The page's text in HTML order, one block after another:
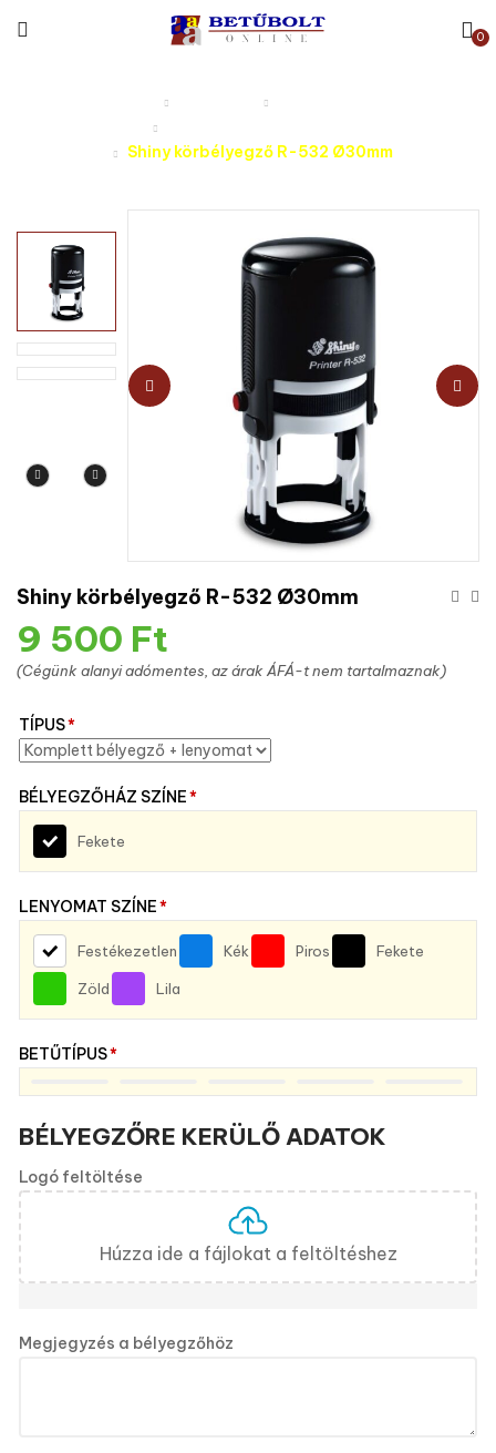
0
Shiny körbélyegző R-532 Ø30mm
Shiny körbélyegző R-532 Ø30mm
9 500 Ft
(Cégünk alanyi adómentes, az árak ÁFÁ-t nem tartalmaznak)
TÍPUS*
BÉLYEGZŐHÁZ SZÍNE*
Fekete
LENYOMAT SZÍNE*
Festékezetlen Kék Piros Fekete
Zöld Lila
BETŰTÍPUS*
BÉLYEGZŐRE KERÜLŐ ADATOK
Logó feltöltése
Húzza ide a fájlokat a feltöltéshez
Megjegyzés a bélyegzőhöz